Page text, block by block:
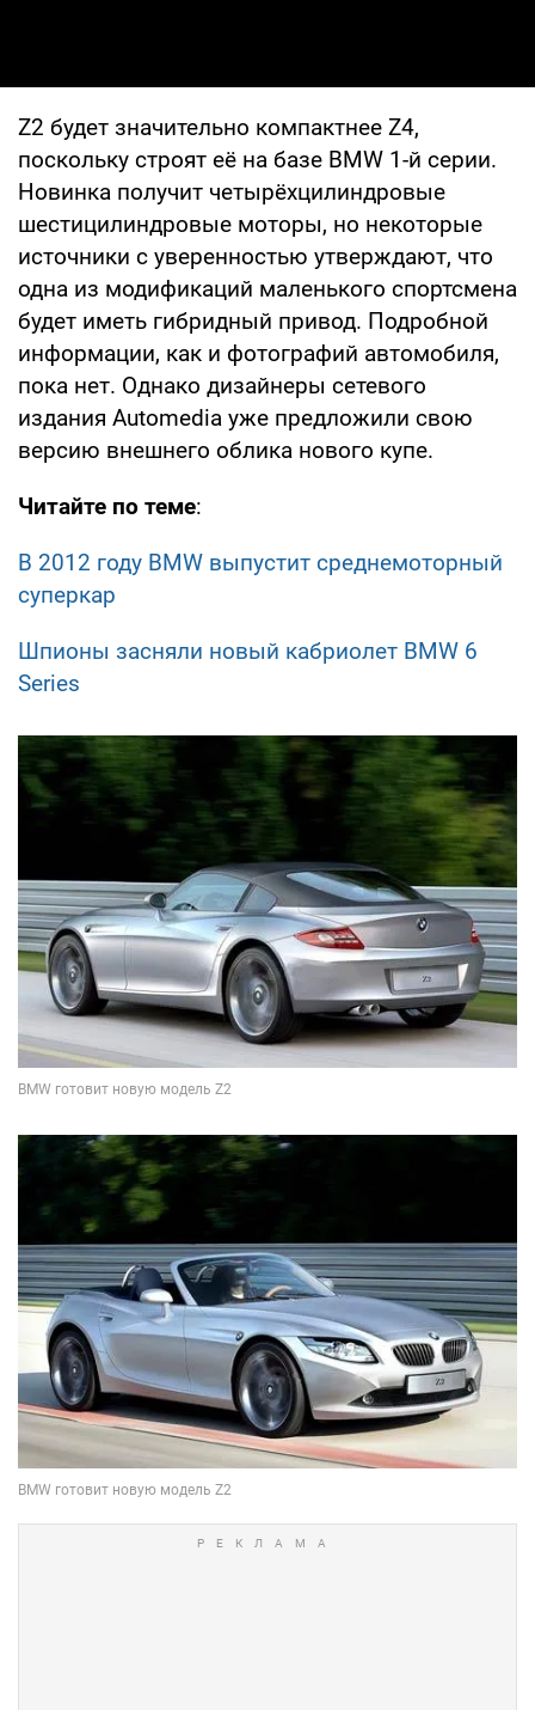
Z2 будет значительно компактнее Z4,
поскольку строят её на базе BMW 1-й серии.
Новинка получит четырёхцилиндровые
шестицилиндровые моторы, но некоторые
источники с уверенностью утверждают, что
одна из модификаций маленького спортсмена
будет иметь гибридный привод. Подробной
информации, как и фотографий автомобиля,
пока нет. Однако дизайнеры сетевого
издания Automedia уже предложили свою
версию внешнего облика нового купе.
Читайте по теме:
В 2012 году BMW выпустит среднемоторный
суперкар
Шпионы засняли новый кабриолет BMW 6
Series